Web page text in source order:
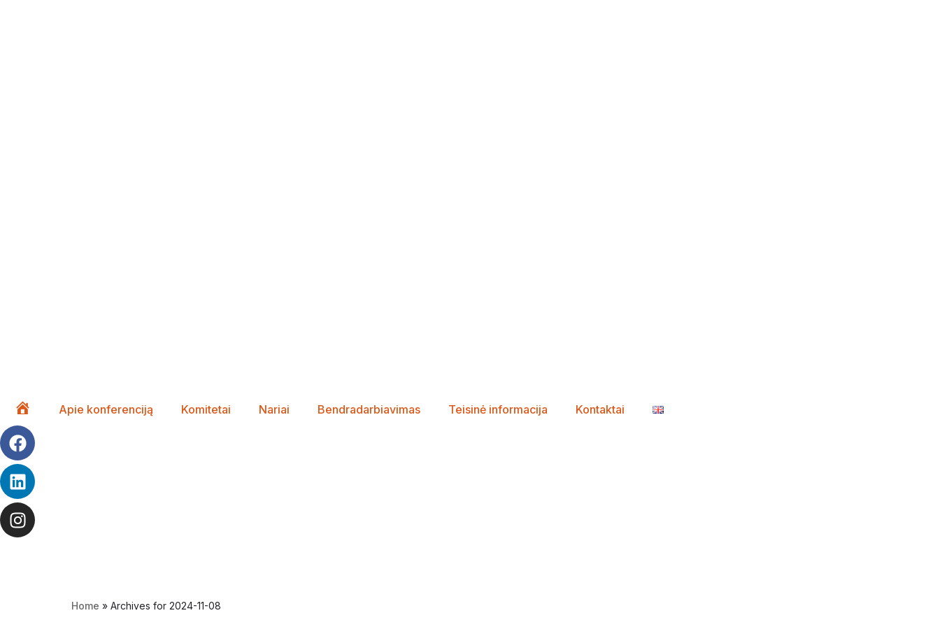
PagrindinisApie konferenciją Komitetai Nariai Bendradarbiavimas Teisinė informacija Kontaktai
Home » Archives for 2024-11-08